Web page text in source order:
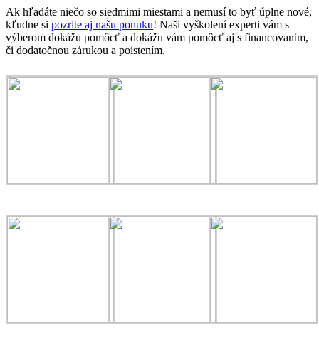
Ak hľadáte niečo so siedmimi miestami a nemusí to byť úplne nové,
kľudne si pozrite aj našu ponuku! Naši vyškolení experti vám s
výberom dokážu pomôcť a dokážu vám pomôcť aj s financovaním,
či dodatočnou zárukou a poistením.